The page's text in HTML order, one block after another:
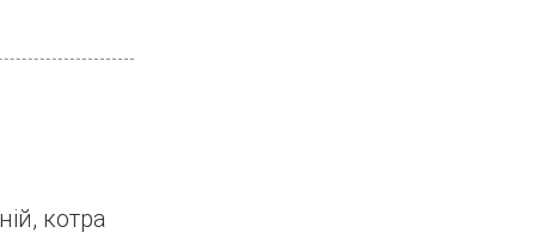
котра